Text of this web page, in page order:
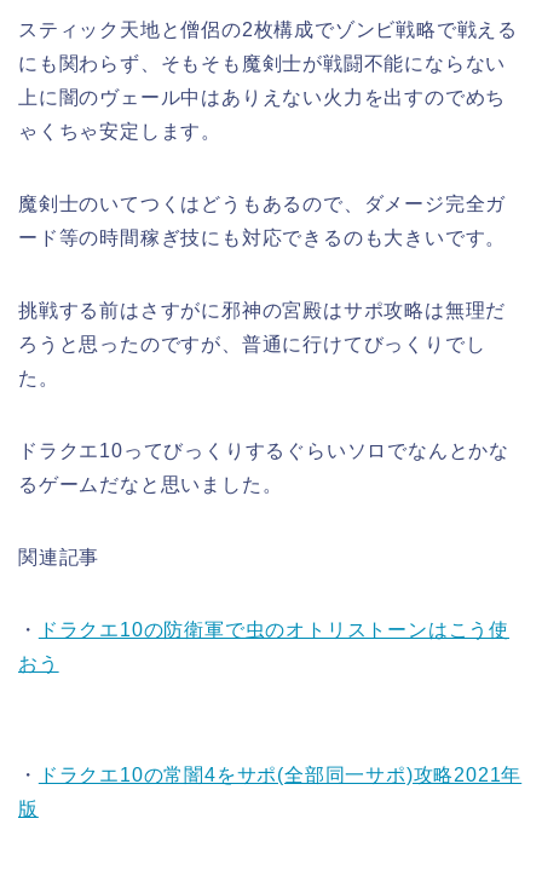
スティック天地と僧侶の2枚構成でゾンビ戦略で戦える
にも関わらず、そもそも魔剣士が戦闘不能にならない
上に闇のヴェール中はありえない火力を出すのでめち
ゃくちゃ安定します。
魔剣士のいてつくはどうもあるので、ダメージ完全ガ
ード等の時間稼ぎ技にも対応できるのも大きいです。
挑戦する前はさすがに邪神の宮殿はサポ攻略は無理だ
ろうと思ったのですが、普通に行けてびっくりでし
た。
ドラクエ10ってびっくりするぐらいソロでなんとかな
るゲームだなと思いました。
関連記事
・
ドラクエ10の防衛軍で虫のオトリストーンはこう使
おう
・
ドラクエ10の常闇4をサポ(全部同一サポ)攻略2021年
版